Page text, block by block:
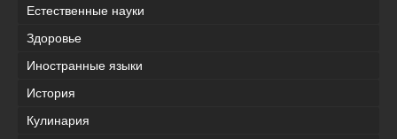
Естественные науки
Здоровье
Иностранные языки
История
Кулинария